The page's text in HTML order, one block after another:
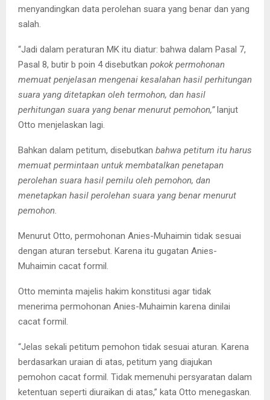
menyandingkan data perolehan suara yang benar dan yang
salah.
“Jadi dalam peraturan MK itu diatur: bahwa dalam Pasal 7,
Pasal 8, butir b poin 4 disebutkan pokok permohonan
memuat penjelasan mengenai kesalahan hasil perhitungan
suara yang ditetapkan oleh termohon, dan hasil
perhitungan suara yang benar menurut pemohon,”lanjut
Otto menjelaskan lagi.
Bahkan dalam petitum, disebutkan bahwa petitum itu harus
memuat permintaan untuk membatalkan penetapan
perolehan suara hasil pemilu oleh pemohon, dan
menetapkan hasil perolehan suara yang benar menurut
pemohon.
Menurut Otto, permohonan Anies-Muhaimin tidak sesuai
dengan aturan tersebut. Karena itu gugatan Anies-
Muhaimin cacat formil.
Otto meminta majelis hakim konstitusi agar tidak
menerima permohonan Anies-Muhaimin karena dinilai
cacat formil.
“Jelas sekali petitum pemohon tidak sesuai aturan. Karena
berdasarkan uraian di atas, petitum yang diajukan
pemohon cacat formil. Tidak memenuhi persyaratan dalam
ketentuan seperti diuraikan di atas,” kata Otto menegaskan.